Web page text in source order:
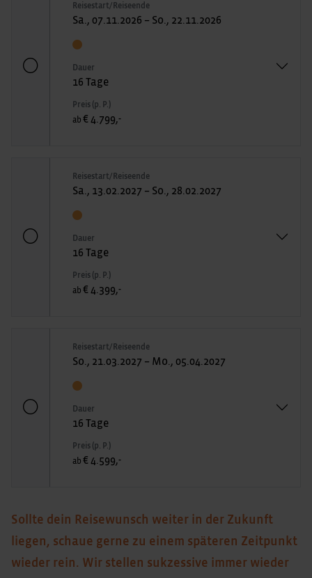
Reisestart/Reiseende
Sa., 07.11.2026 – So., 22.11.2026
Dauer
16 Tage
Preis (p. P.)
ab € 4.799,-
Reisestart/Reiseende
Sa., 13.02.2027 – So., 28.02.2027
Dauer
16 Tage
Preis (p. P.)
ab € 4.399,-
Reisestart/Reiseende
So., 21.03.2027 – Mo., 05.04.2027
Dauer
16 Tage
Preis (p. P.)
ab € 4.599,-
Sollte dein Reisewunsch weiter in der Zukunft
liegen, schaue gerne zu einem späteren Zeitpunkt
wieder rein. Wir stellen sukzessive immer wieder